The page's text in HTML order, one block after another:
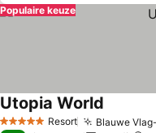
Populaire keuze
5 Sterren Resort Blauwe
Utopia World